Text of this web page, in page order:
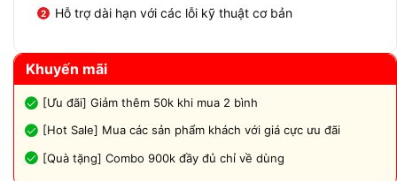
Hỗ trợ dài hạn với các lỗi kỹ thuật cơ bản
Khuyến mãi
[Ưu đãi] Giảm thêm 50k khi mua 2 bình
[Hot Sale] Mua các sản phẩm khách với giá cực ưu đãi
[Quà tặng] Combo 900k đầy đủ chỉ về dùng